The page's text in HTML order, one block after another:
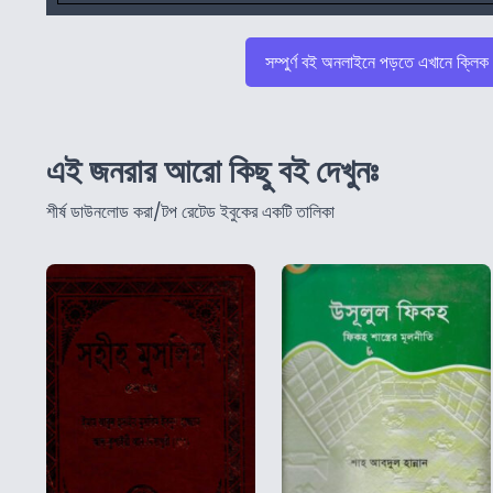
সম্পুর্ণ বই অনলাইনে পড়তে এখানে
এই জনরার আরো কিছু বই দেখুনঃ
শীর্ষ ডাউনলোড করা/টপ রেটেড ইবুকের একটি তালিকা